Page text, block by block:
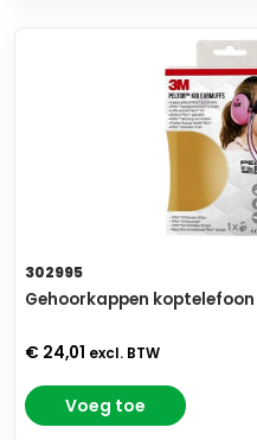
302995
Gehoorkappen koptelefoon
€ 24,01 excl. BTW
Voeg toe